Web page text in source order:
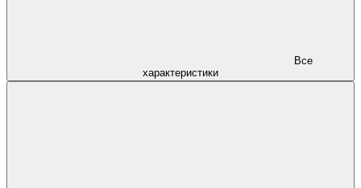
характеристики